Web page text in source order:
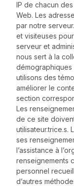
IP de chacun
Web. Les
par notre
et visiteuses
serveur et
nous sert à la
démographiques
utilisons des
améliorer le
section
Les
de ce site
utilisateur.trice.s.
ses
l’assistance à
renseignements
personnel
d’autres